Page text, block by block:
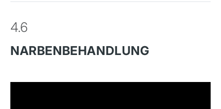
4.6
NARBENBEHANDLUNG